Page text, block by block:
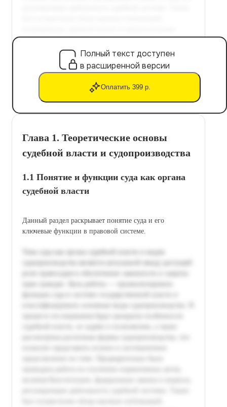
Полный текст доступен
в расширенной версии
Оплатить 399 р.
Глава 1. Теоретические основы
судебной власти и судопроизводства
1.1 Понятие и функции суда как органа
судебной власти
Данный раздел раскрывает понятие суда и его
ключевые функции в правовой системе.